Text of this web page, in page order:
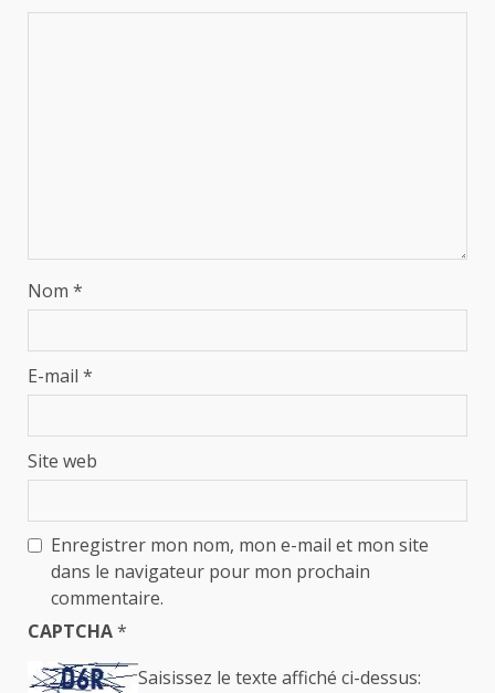
Nom *
E-mail *
Site web
Enregistrer mon nom, mon e-mail et mon site
dans le navigateur pour mon prochain
commentaire.
CAPTCHA*
Saisissez le texte affiché ci-dessus: